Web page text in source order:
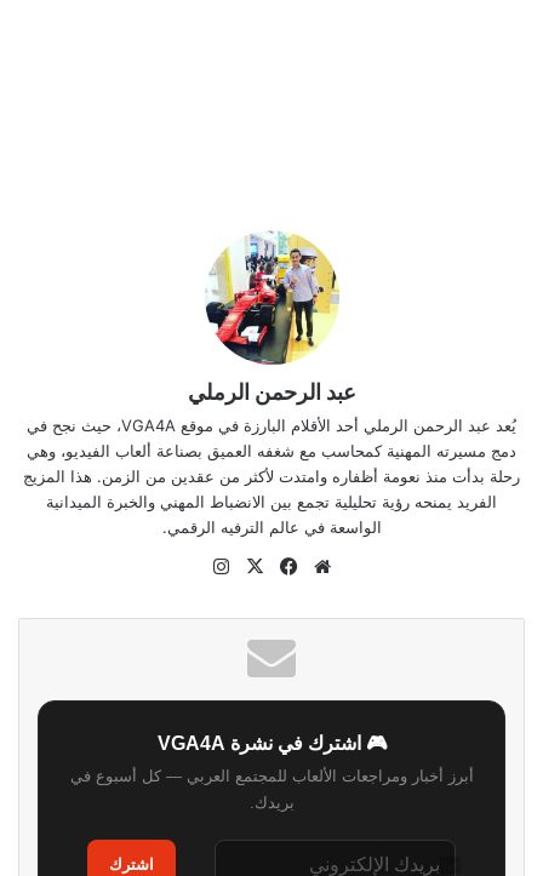
عبد الرحمن الرملي
يُعد عبد الرحمن الرملي أحد الأقلام البارزة في موقع VGA4A، حيث نجح في
دمج مسيرته المهنية كمحاسب مع شغفه العميق بصناعة ألعاب الفيديو، وهي
رحلة بدأت منذ نعومة أظفاره وامتدت لأكثر من عقدين من الزمن. هذا المزيج
الفريد يمنحه رؤية تحليلية تجمع بين الانضباط المهني والخبرة الميدانية
الواسعة في عالم الترفيه الرقمي.
موقع
فيسبوك
‫X
🎮 اشترك في نشرة VGA4A
أبرز أخبار ومراجعات الألعاب للمجتمع العربي — كل أسبوع في
بريدك.
اشترك